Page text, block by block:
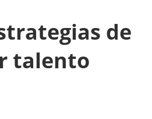
de
talento